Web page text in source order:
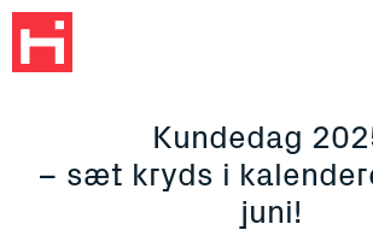
Kundedag
– sæt kryds i
juni!